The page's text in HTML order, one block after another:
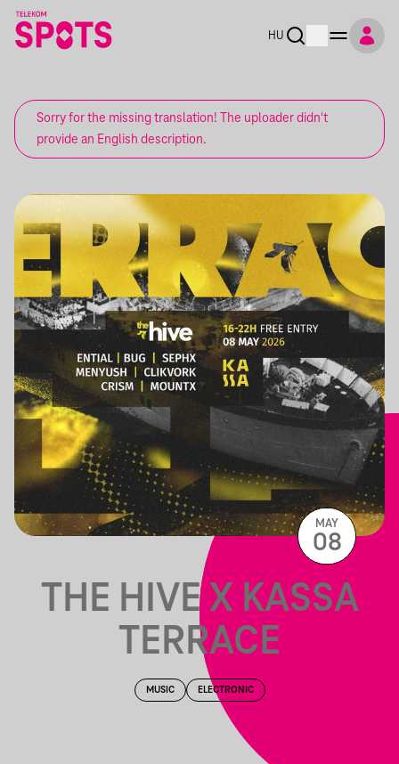
HU
Sorry for the missing translation! The uploader didn't
provide an English description.
THE HIVE X KASSA
TERRACE
MUSIC ELECTRONIC
MAY
08